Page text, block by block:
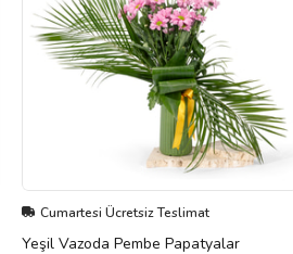
Cumartesi Ücretsiz Teslimat
Yeşil Vazoda Pembe Papatyalar